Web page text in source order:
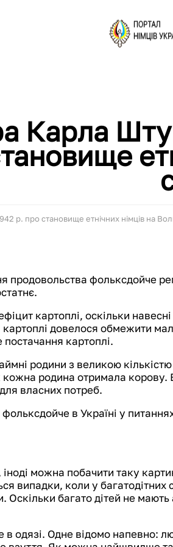
Карла
р. про становище етнічних німців на
продовольства фольксдойче
картоплі, оскільки
картоплі довелося обмежити
картоплі.
родини з великою
кожна родина отримала
власних потреб.
в Україні у
можна побачити таку
випадки, коли у багатодітних
Оскільки багато дітей не
одязі. Одне відомо напевно: